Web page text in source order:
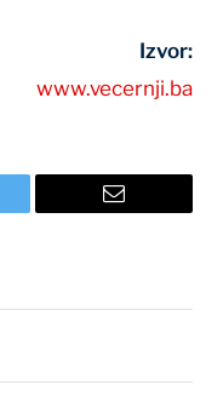
Izvor:
www.vecernji.ba
Email